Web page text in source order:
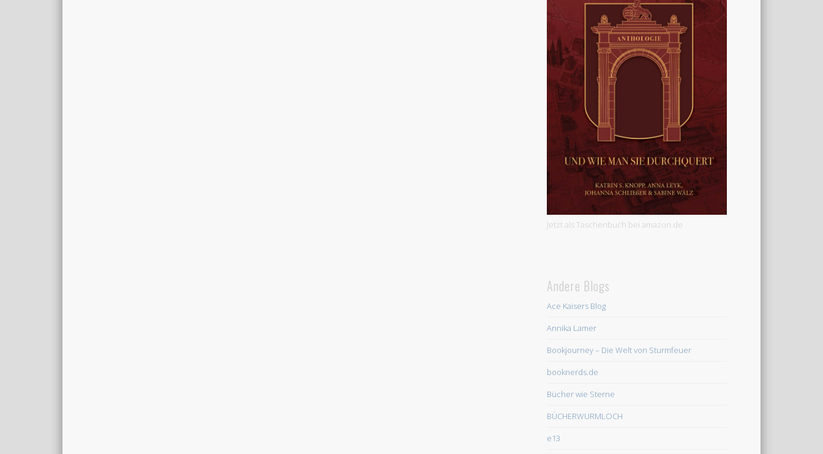
Jetzt als Taschenbuch bei amazon.de
Andere Blogs
Ace Kaisers Blog
Annika Lamer
Bookjourney – Die Welt von Sturmfeuer
booknerds.de
Bücher wie Sterne
BÜCHERWURMLOCH
e13